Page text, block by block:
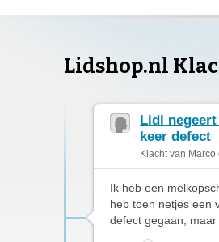
Lidshop.nl
Lidl
keer defect
Klacht van
Ik heb een
heb toen netjes een
defect gegaan,